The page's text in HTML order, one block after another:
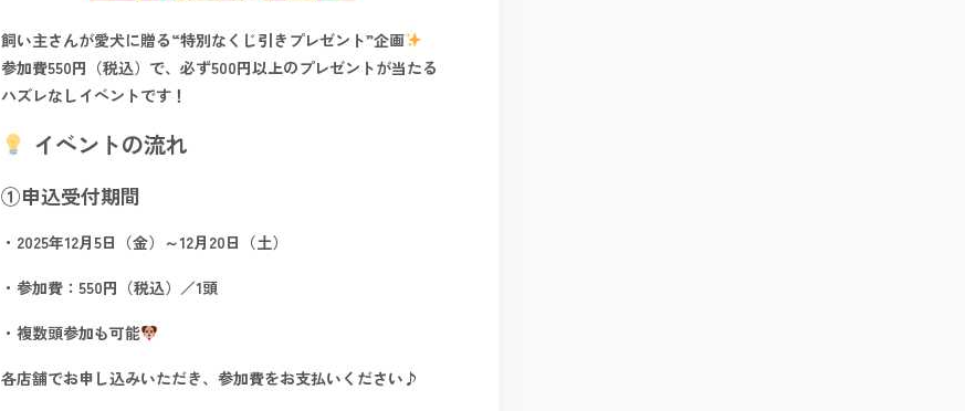
飼い主さんが愛犬に贈る“特別なくじ引きプレゼント”企画
参加費550円（税込）で、必ず500円以上のプレゼントが当たる
ハズレなしイベントです！
イベントの流れ
①申込受付期間
・2025年12月5日（金）～12月20日（土）
・参加費：550円（税込）／1頭
・複数頭参加も可能
各店舗でお申し込みいただき、参加費をお支払いください♪